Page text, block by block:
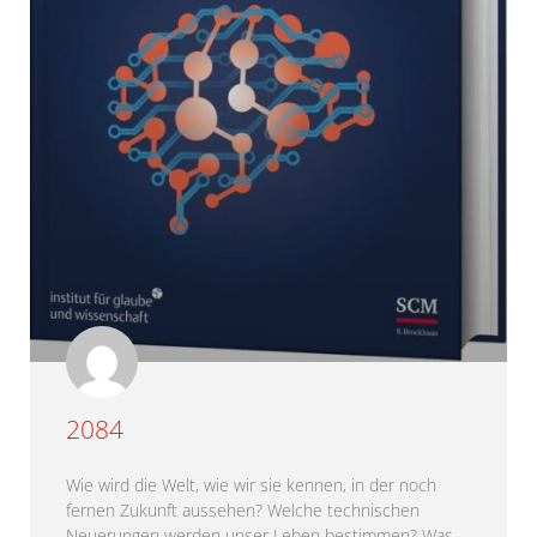
2084
Wie wird die Welt, wie wir sie kennen, in der noch
fernen Zukunft aussehen? Welche technischen